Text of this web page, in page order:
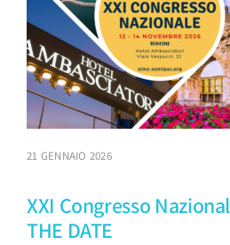
XXI Congresso
THE DATE
21 GENNAIO 2026